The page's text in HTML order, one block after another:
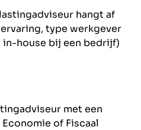
hangt af
type werkgever
in-house bij een bedrijf)
met een
of Fiscaal